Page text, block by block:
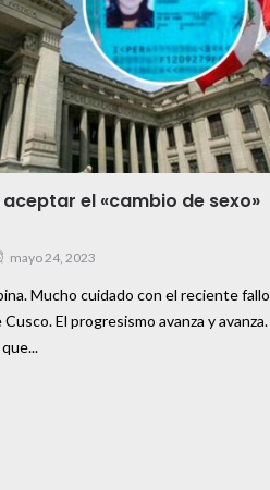
el «cambio de sexo»
mayo 24, 2023
Mucho cuidado con el reciente fallo
El progresismo avanza y avanza.